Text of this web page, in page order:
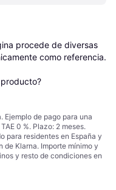
procede de diversas
como referencia.
Ejemplo de pago para una
0 %. Plazo: 2 meses.
para residentes en España y
de Klarna. Importe mínimo y
y resto de condiciones en